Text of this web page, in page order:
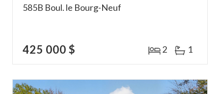
585B Boul. le Bourg-Neuf
425 000 $ 2 1